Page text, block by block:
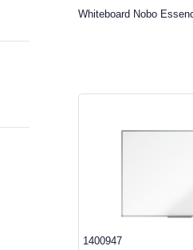
Whiteboard Nobo
1400947